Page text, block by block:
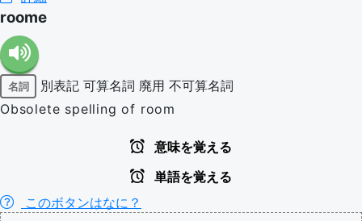
roome
名詞 別表記 可算名詞 廃用 不可算名詞
Obsolete spelling of room
意味を覚える
単語を覚える
このボタンはなに？